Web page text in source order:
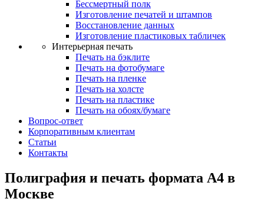
Бессмертный полк
Изготовление печатей и штампов
Восстановление данных
Изготовление пластиковых табличек
Интерьерная печать
Печать на бэклите
Печать на фотобумаге
Печать на пленке
Печать на холсте
Печать на пластике
Печать на обоях/бумаге
Вопрос-ответ
Корпоративным клиентам
Статьи
Контакты
Полиграфия и печать формата А4 в
Москве